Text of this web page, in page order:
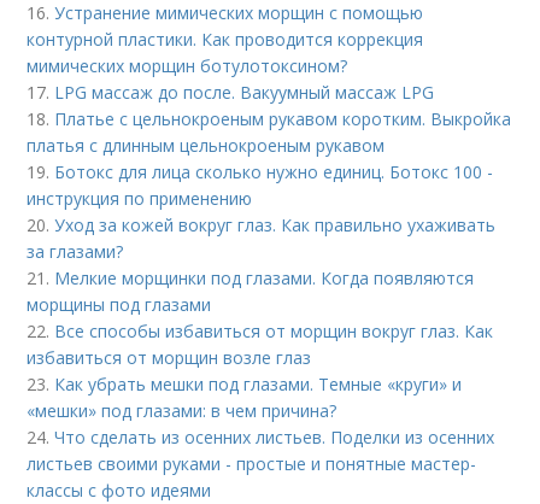
16.Устранение мимических морщин с помощью
контурной пластики. Как проводится коррекция
мимических морщин ботулотоксином?
17. LPG массаж до после. Вакуумный массаж LPG
18. Платье с цельнокроеным рукавом коротким. Выкройка
платья с длинным цельнокроеным рукавом
19. Ботокс для лица сколько нужно единиц. Ботокс 100 -
инструкция по применению
20.Уход за кожей вокруг глаз. Как правильно ухаживать
за глазами?
21. Мелкие морщинки под глазами. Когда появляются
морщины под глазами
22. Все способы избавиться от морщин вокруг глаз. Как
избавиться от морщин возле глаз
23. Как убрать мешки под глазами. Темные «круги» и
«мешки» под глазами: в чем причина?
24.Что сделать из осенних листьев. Поделки из осенних
листьев своими руками - простые и понятные мастер-
классы с фото идеями